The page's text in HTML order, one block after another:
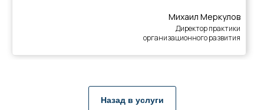
Михаил Меркулов
Директор практики
организационного развития
Назад в услуги